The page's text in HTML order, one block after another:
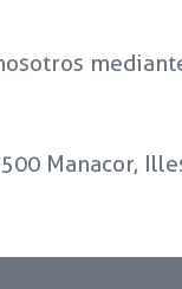
Manacor,